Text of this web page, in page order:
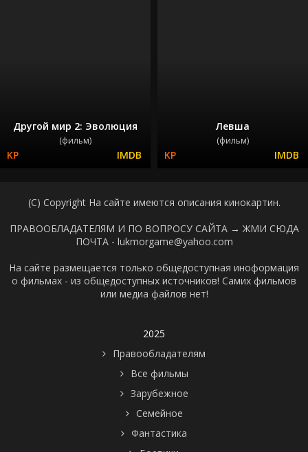
Другой мир 2: Эволюция
(фильм)
Левша
(фильм)
(C) Copyright На сайте имеются описания кинокартин.
ПРАВООБЛАДАТЕЛЯМ И ПО ВОПРОСУ САЙТА → ЖМИ СЮДА
ПОЧТА - lukmorgame@yahoo.com
На сайте размещается только общедоступная иноформация
о фильмах - из общедоступных источников! Самих фильмов
или медиа файлов нет!
2025
Правообладателям
Все фильмы
Зарубежное
Семейное
Фантастика